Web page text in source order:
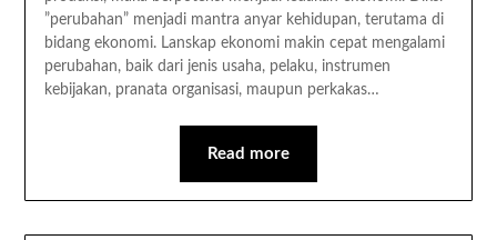
”perubahan” menjadi mantra anyar kehidupan, terutama di
bidang ekonomi. Lanskap ekonomi makin cepat mengalami
perubahan, baik dari jenis usaha, pelaku, instrumen
kebijakan, pranata organisasi, maupun perkakas…
Read more